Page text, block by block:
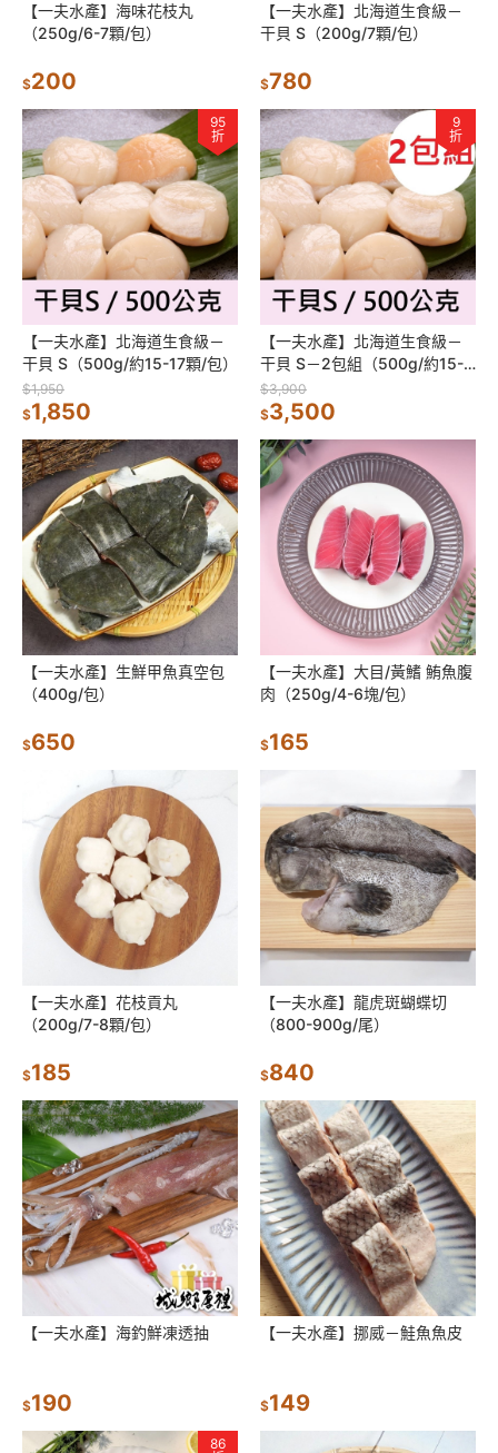
【一夫水產】海味花枝丸
（250g/6-7顆/包）
$200
【一夫水產】北海道生食級－
干貝 S（200g/7顆/包）
$780
95
折
【一夫水產】北海道生食級－
干貝 S（500g/約15-17顆/包）
$1,950
$1,850
9
折
【一夫水產】北海道生食級－
干貝 S－2包組（500g/約15-
17顆/1包）
$3,900
$3,500
【一夫水產】生鮮甲魚真空包
（400g/包）
$650
【一夫水產】大目/黃鰭 鮪魚腹
肉（250g/4-6塊/包）
$165
【一夫水產】花枝貢丸
（200g/7-8顆/包）
$185
【一夫水產】龍虎斑蝴蝶切
（800-900g/尾）
$840
【一夫水產】海釣鮮凍透抽
$190
【一夫水產】挪威－鮭魚魚皮
$149
86